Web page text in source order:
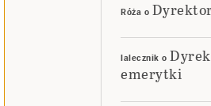
Róża o
lalecznik o
emerytki